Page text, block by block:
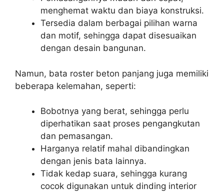
menghemat waktu dan biaya konstruksi.
Tersedia dalam berbagai pilihan warna
dan motif, sehingga dapat disesuaikan
dengan desain bangunan.
Namun, bata roster beton panjang juga memiliki
beberapa kelemahan, seperti:
Bobotnya yang berat, sehingga perlu
diperhatikan saat proses pengangkutan
dan pemasangan.
Harganya relatif mahal dibandingkan
dengan jenis bata lainnya.
Tidak kedap suara, sehingga kurang
cocok digunakan untuk dinding interior